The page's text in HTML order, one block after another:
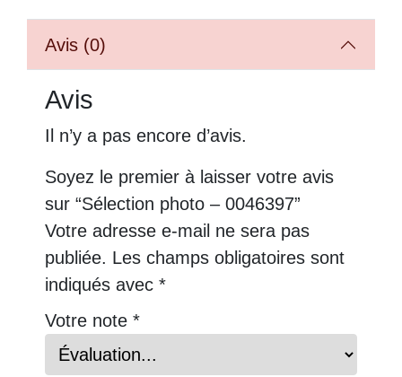
Avis (0)
Avis
Il n’y a pas encore d’avis.
Soyez le premier à laisser votre avis
sur “Sélection photo – 0046397”
Votre adresse e-mail ne sera pas
publiée. Les champs obligatoires sont
indiqués avec *
Votre note *